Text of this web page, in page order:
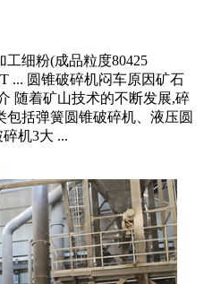
细粉(成品粒度80425
... 圆锥破碎机闷车原因矿石
随着矿山技术的不断发展,碎
括弹簧圆锥破碎机、液压圆
机3大 ...